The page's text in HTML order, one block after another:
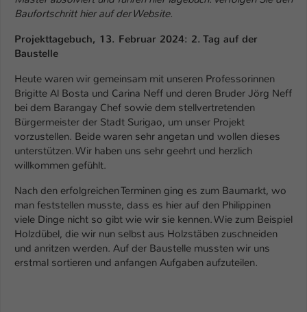
Baufortschritt hier auf der Website.
Projekttagebuch, 13. Februar 2024: 2. Tag auf der
Baustelle
Heute waren wir gemeinsam mit unseren Professorinnen
Brigitte Al Bosta und Carina Neff und deren Bruder Jörg Neff
bei dem Barangay Chef sowie dem stellvertretenden
Bürgermeister der Stadt Surigao, um unser Projekt
vorzustellen. Beide waren sehr angetan und wollen dieses
unterstützen. Wir haben uns sehr geehrt und herzlich
willkommen gefühlt.
Nach den erfolgreichen Terminen ging es zum Baumarkt, wo
man feststellen musste, dass es hier auf den Philippinen
viele Dinge nicht so gibt wie wir sie kennen. Wie zum Beispiel
Holzdübel, die wir nun selbst aus Holzstäben zuschneiden
und anritzen werden. Auf der Baustelle mussten wir uns
erstmal sortieren und anfangen Aufgaben aufzuteilen.
Einstellungen. Unter anderem eine zufällig
generierte ID, für die historische
Speicherung Ihrer vorgenommen
Name fe_typo_user / PHPSESSID
Anbieter TYPO3
Laufzeit 1 Woche
Zweck
Dieses Cookie ist ein Standard-Session-
Cookie von TYPO3. Es speichert im Fall
eines Intranet-Logins die Session-ID. So
kann der eingeloggte Benutzer
wiedererkannt werden und es wird ihm
Zugang zu geschützten Bereichen